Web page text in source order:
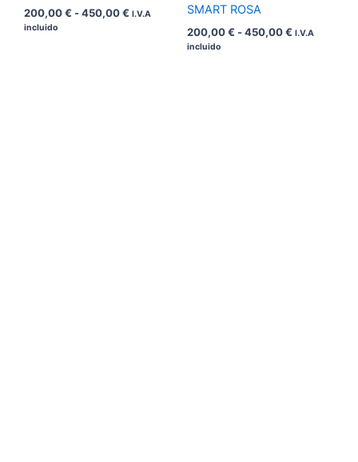
200,00€ -450,00€ I.V.A
incluido
SMART ROSA
200,00€ -450,00€ I.V.A
incluido